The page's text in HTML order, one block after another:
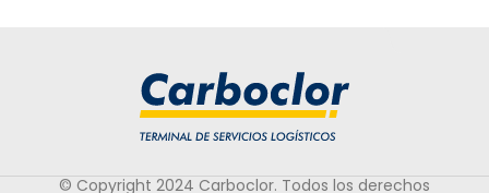
© Copyright 2024 Carboclor. Todos los derechos